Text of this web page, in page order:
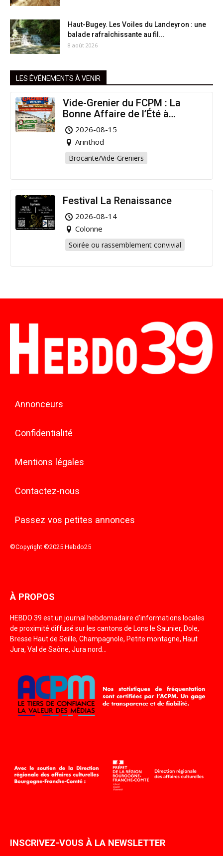
Haut-Bugey. Les Voiles du Landeyron : une
balade rafraîchissante au fil...
8 août 2026
LES ÉVÉNEMENTS À VENIR
Vide-Grenier du FCPM : La
Bonne Affaire de l’Été à
Arinthod !
2026-08-15
Arinthod
Brocante/Vide-Greniers
Festival La Renaissance
2026-08-14
Colonne
Soirée ou rassemblement convivial